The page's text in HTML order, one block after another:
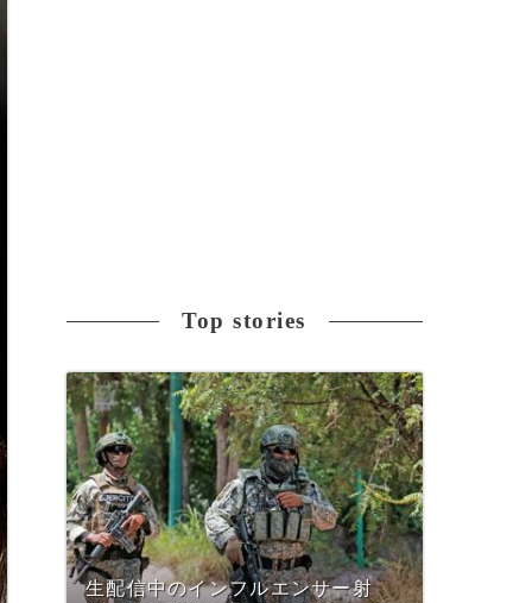
Top stories
生配信中のインフルエンサー射